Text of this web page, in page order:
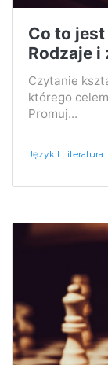
Co to
Rodzaje i
Czytanie
którego
Promuj...
Język I Literatura